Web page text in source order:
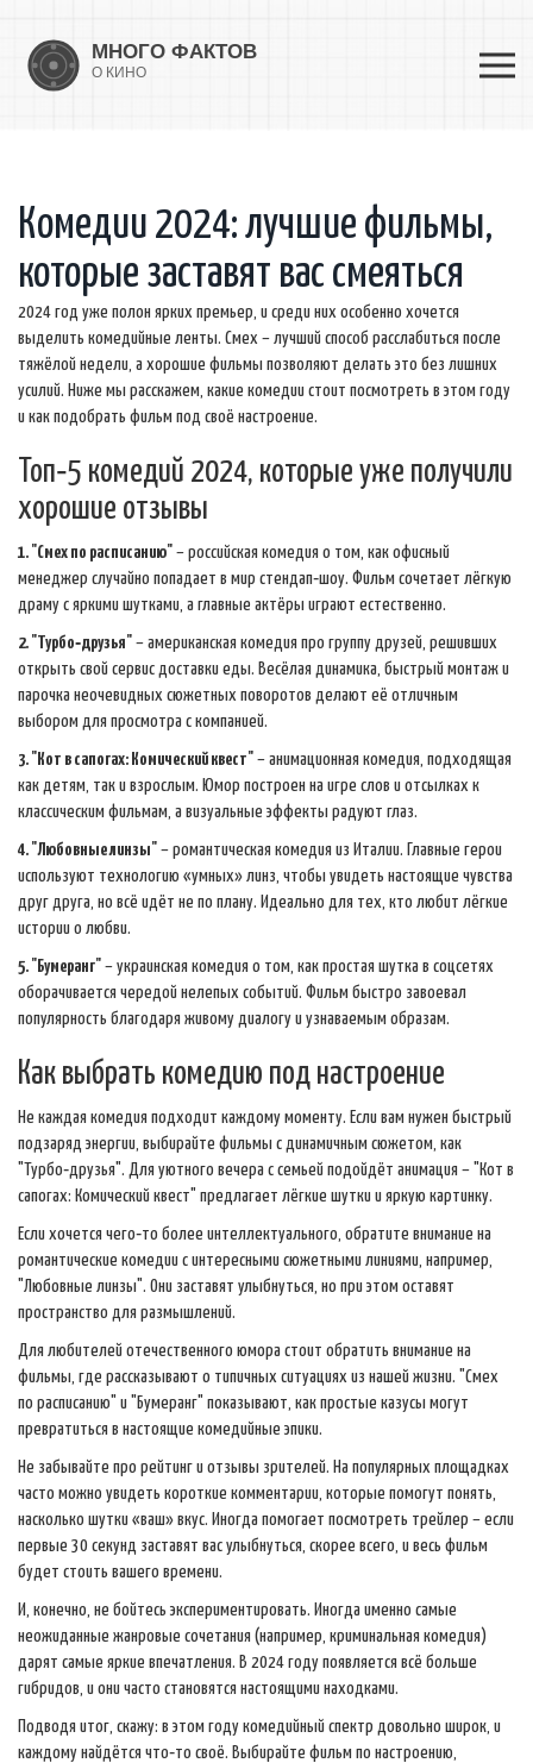
Комедии 2024: лучшие фильмы,
которые заставят вас смеяться
2024 год уже полон ярких премьер, и среди них особенно хочется
выделить комедийные ленты. Смех – лучший способ расслабиться после
тяжёлой недели, а хорошие фильмы позволяют делать это без лишних
усилий. Ниже мы расскажем, какие комедии стоит посмотреть в этом году
и как подобрать фильм под своё настроение.
Топ‑5 комедий 2024, которые уже получили
хорошие отзывы
1. "Смех по расписанию" – российская комедия о том, как офисный
менеджер случайно попадает в мир стендап‑шоу. Фильм сочетает лёгкую
драму с яркими шутками, а главные актёры играют естественно.
2. "Турбо‑друзья" – американская комедия про группу друзей, решивших
открыть свой сервис доставки еды. Весёлая динамика, быстрый монтаж и
парочка неочевидных сюжетных поворотов делают её отличным
выбором для просмотра с компанией.
3. "Кот в сапогах: Комический квест" – анимационная комедия, подходящая
как детям, так и взрослым. Юмор построен на игре слов и отсылках к
классическим фильмам, а визуальные эффекты радуют глаз.
4. "Любовные линзы" – романтическая комедия из Италии. Главные герои
используют технологию «умных» линз, чтобы увидеть настоящие чувства
друг друга, но всё идёт не по плану. Идеально для тех, кто любит лёгкие
истории о любви.
5. "Бумеранг" – украинская комедия о том, как простая шутка в соцсетях
оборачивается чередой нелепых событий. Фильм быстро завоевал
популярность благодаря живому диалогу и узнаваемым образам.
Как выбрать комедию под настроение
Не каждая комедия подходит каждому моменту. Если вам нужен быстрый
подзаряд энергии, выбирайте фильмы с динамичным сюжетом, как
"Турбо‑друзья". Для уютного вечера с семьей подойдёт анимация – "Кот в
сапогах: Комический квест" предлагает лёгкие шутки и яркую картинку.
Если хочется чего‑то более интеллектуального, обратите внимание на
романтические комедии с интересными сюжетными линиями, например,
"Любовные линзы". Они заставят улыбнуться, но при этом оставят
пространство для размышлений.
Для любителей отечественного юмора стоит обратить внимание на
фильмы, где рассказывают о типичных ситуациях из нашей жизни. "Смех
по расписанию" и "Бумеранг" показывают, как простые казусы могут
превратиться в настоящие комедийные эпики.
Не забывайте про рейтинг и отзывы зрителей. На популярных площадках
часто можно увидеть короткие комментарии, которые помогут понять,
насколько шутки «ваш» вкус. Иногда помогает посмотреть трейлер – если
первые 30 секунд заставят вас улыбнуться, скорее всего, и весь фильм
будет стоить вашего времени.
И, конечно, не бойтесь экспериментировать. Иногда именно самые
неожиданные жанровые сочетания (например, криминальная комедия)
дарят самые яркие впечатления. В 2024 году появляется всё больше
гибридов, и они часто становятся настоящими находками.
Подводя итог, скажу: в этом году комедийный спектр довольно широк, и
каждому найдётся что‑то своё. Выбирайте фильм по настроению,